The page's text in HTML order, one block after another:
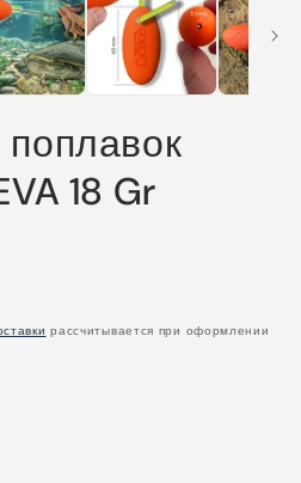
18 Gr
рассчитывается при оформлении